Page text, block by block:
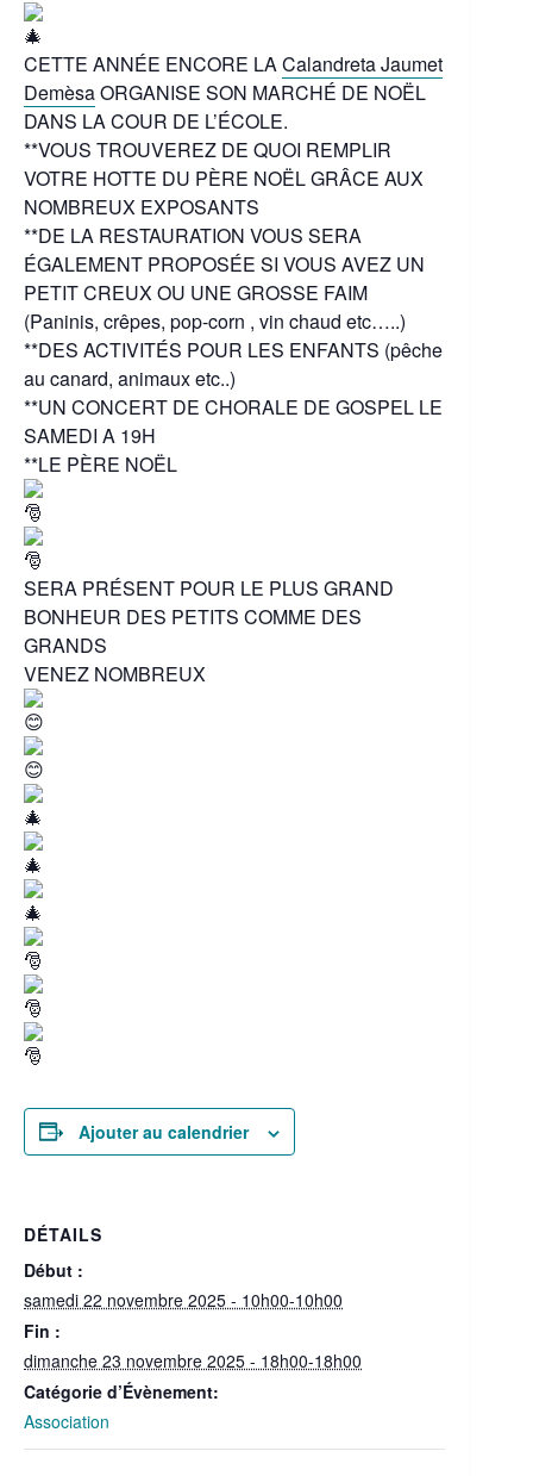
CETTE ANNÉE ENCORE LA Calandreta Jaumet
DemèsaORGANISE SON MARCHÉ DE NOËL
DANS LA COUR DE L’ÉCOLE.
**VOUS TROUVEREZ DE QUOI REMPLIR
VOTRE HOTTE DU PÈRE NOËL GRÂCE AUX
NOMBREUX EXPOSANTS
**DE LA RESTAURATION VOUS SERA
ÉGALEMENT PROPOSÉE SI VOUS AVEZ UN
PETIT CREUX OU UNE GROSSE FAIM
(Paninis, crêpes, pop-corn , vin chaud etc…..)
**DES ACTIVITÉS POUR LES ENFANTS (pêche
au canard, animaux etc..)
**UN CONCERT DE CHORALE DE GOSPEL LE
SAMEDI A 19H
**LE PÈRE NOËL
SERA PRÉSENT POUR LE PLUS GRAND
BONHEUR DES PETITS COMME DES
GRANDS
VENEZ NOMBREUX
Ajouter au calendrier
DÉTAILS
Début :
samedi 22 novembre 2025 - 10h00-10h00
Fin :
dimanche 23 novembre 2025 - 18h00-18h00
Catégorie d’Évènement:
Association